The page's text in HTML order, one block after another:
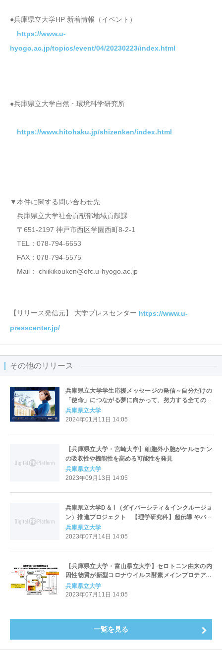
●兵庫県立大学HP 新着情報（イベント）
https://www.u-
hyogo.ac.jp/topics/event/04/20230223/index.html
●兵庫県立大学自然・環境科学研究所
https://www.hitohaku.jp/shizenken/index.html
▼本件に関する問い合わせ先
兵庫県立大学社会貢献部地域貢献課
〒651-2197 神戸市西区学園西町8-2-1
TEL：078-794-6653
FAX：078-794-5575
Mail： chiikikouken@ofc.u-hyogo.ac.jp
【リリース発信元】 大学プレスセンター https://www.u-
presscenter.jp/
その他のリリース
兵庫県立大学学生応援メッセージの発信～自分だけの
「使命」につながる夢に向かって、努力する全ての学
生へ～
兵庫県立大学
2024年01月11日 14:05
【兵庫県立大学・宮崎大学】細胞外小胞がケルセチン
の吸収性や機能性を高める可能性を発見
兵庫県立大学
2023年09月13日 14:05
兵庫県立大学D＆ I （ダイバーシティ＆インクルージョ
ン）推進プロジェクト 【理学研究科】超伝導 やバイ
オインフォマティクス 等の専門分野で女性研究者限定
の公募を実施
兵庫県立大学
2023年07月14日 14:05
【兵庫県立大学・富山県立大学】セロトニン由来の内
因性物質が新型コロナウイルス酵素メインプロテアー
ゼを阻害することを発見
兵庫県立大学
2023年07月11日 14:05
一覧を見る